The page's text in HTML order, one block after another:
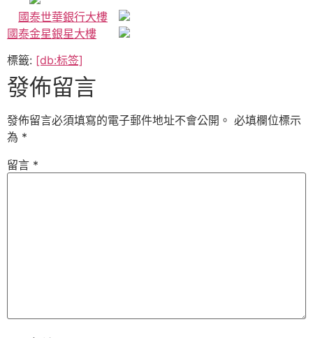
國泰世華銀行大樓
國泰金星銀星大樓
標籤: [db:标签]
發佈留言
發佈留言必須填寫的電子郵件地址不會公開。 必填欄位標示
為 *
留言 *